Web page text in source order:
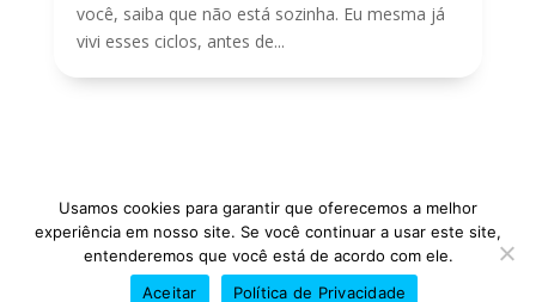
você, saiba que não está sozinha. Eu mesma já
vivi esses ciclos, antes de...
Usamos cookies para garantir que oferecemos a melhor
experiência em nosso site. Se você continuar a usar este site,
entenderemos que você está de acordo com ele.
Aceitar
Política de Privacidade